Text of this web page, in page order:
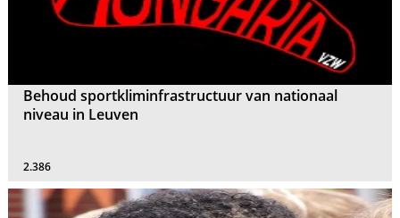
Behoud sportkliminfrastructuur van nationaal
niveau in Leuven
2.386